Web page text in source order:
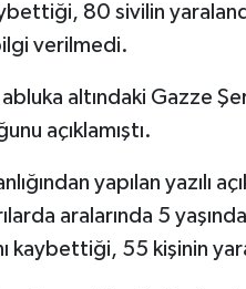
80 sivilin
verilmedi.
altındaki Gazze
açıklamıştı.
yapılan yazılı
aralarında 5
kaybettiği, 55 kişinin